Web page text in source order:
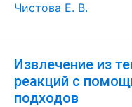
Чистова Е. В.
Извлечение из
реакций с
подходов